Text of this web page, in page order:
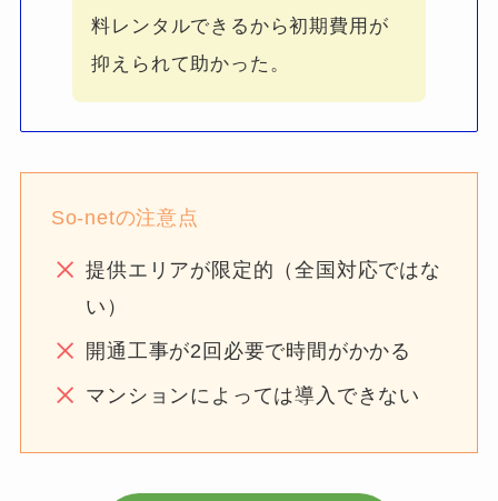
料レンタルできるから初期費用が
抑えられて助かった。
So-netの注意点
提供エリアが限定的（全国対応ではな
い）
開通工事が2回必要で時間がかかる
マンションによっては導入できない